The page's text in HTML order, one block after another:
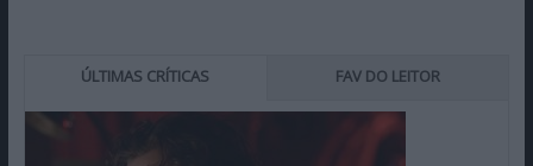
ÚLTIMAS CRÍTICAS FAV DO LEITOR